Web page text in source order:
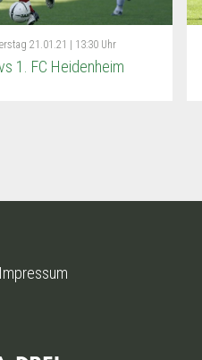
21.01.21 | 13:30 Uhr
1. FC Heidenheim
Impressum